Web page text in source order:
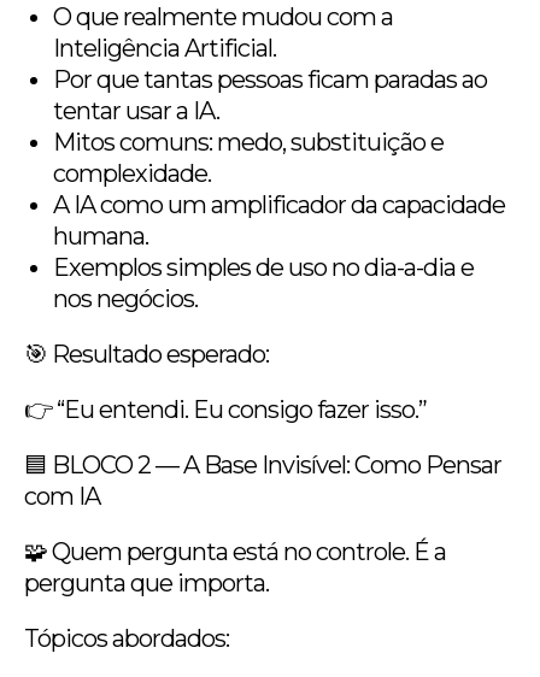
O que realmente mudou com a
Inteligência Artificial.
Por que tantas pessoas ficam paradas ao
tentar usar a IA.
Mitos comuns: medo, substituição e
complexidade.
A IA como um amplificador da capacidade
humana.
Exemplos simples de uso no dia-a-dia e
nos negócios.
🎯 Resultado esperado:
👉 “Eu entendi. Eu consigo fazer isso.”
🟦 BLOCO 2 — A Base Invisível: Como Pensar
com IA
🧩 Quem pergunta está no controle. É a
pergunta que importa.
Tópicos abordados: